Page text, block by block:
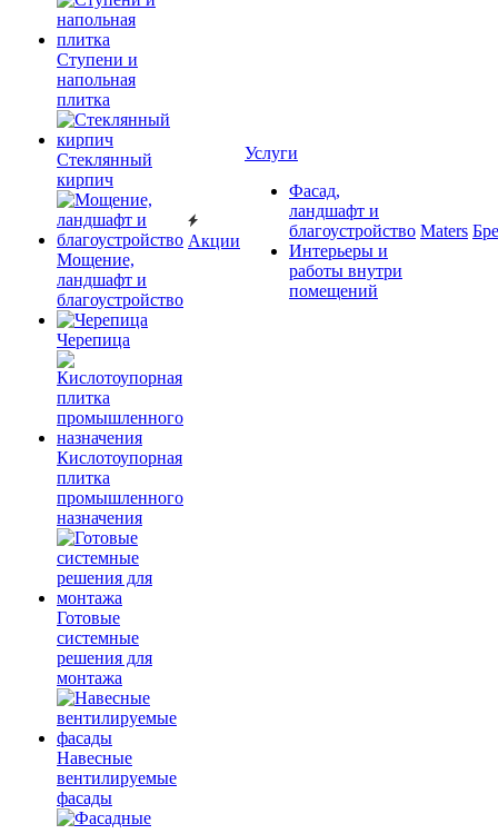
Ступени и
напольная
плитка
Cтеклянный
кирпич
Мощение,
ландшафт и
благоустройство
Черепица
Кислотоупорная
плитка
промышленного
назначения
Готовые
системные
решения для
монтажа
Навесные
вентилируемые
фасады
Акции
Услуги
Фасад,
ландшафт и
благоустройство
Интерьеры и
работы внутри
помещений
Maters